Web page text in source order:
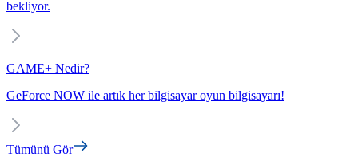
bekliyor.
GAME+ Nedir?
GeForce NOW ile artık her bilgisayar oyun bilgisayarı!
Tümünü Gör